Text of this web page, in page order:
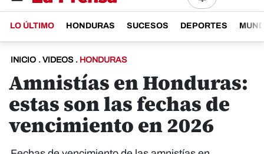
LO ÚLTIMO HONDURAS SUCESOS DEPORTES
INICIO . VIDEOS . HONDURAS
Amnistías en Honduras:
estas son las fechas de
vencimiento en 2026